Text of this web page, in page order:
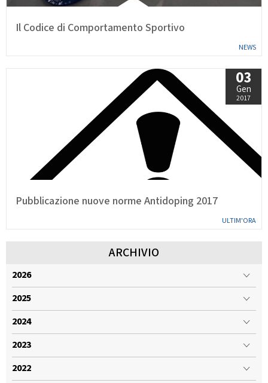
NEWS
Il Codice di Comportamento Sportivo
03
Gen
2017
ULTIM'ORA
Pubblicazione nuove norme Antidoping 2017
ARCHIVIO
2026
2025
2024
2023
2022